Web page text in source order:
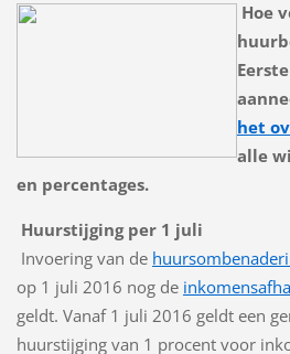
Hoe
het
alle
en percentages.
Huurstijging per 1 juli
Invoering van de
op 1 juli 2016 nog de
geldt. Vanaf 1 juli 2016 geldt een
huurstijging van 1 procent voor